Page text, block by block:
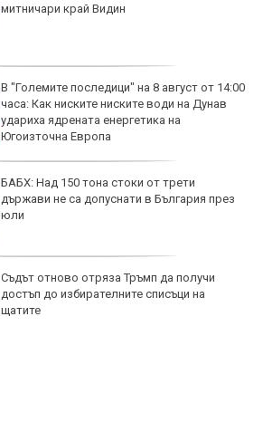
митничари край Видин
В "Големите последици" на 8 август от 14:00
часа: Как ниските ниските води на Дунав
удариха ядрената енергетика на
Югоизточна Европа
БАБХ: Над 150 тона стоки от трети
държави не са допуснати в България през
юли
Съдът отново отряза Тръмп да получи
достъп до избирателните списъци на
щатите